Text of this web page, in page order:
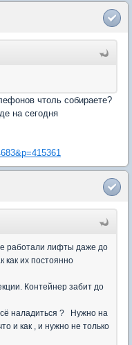
чтоль собираете?
на сегодня
работали лифты даже до
как их постоянно
Контейнер забит до
наладиться ? Нужно на
и как , и нужно не только